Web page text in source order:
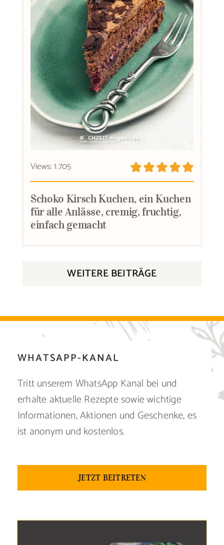
Views: 1.705
Schoko Kirsch Kuchen, ein Kuchen
für alle Anlässe, cremig, fruchtig,
einfach gemacht
WEITERE BEITRÄGE
WHATSAPP-KANAL
Tritt unserem WhatsApp Kanal bei und
erhalte aktuelle Rezepte sowie wichtige
Informationen, Aktionen und Geschenke, es
ist anonym und kostenlos.
JETZT BEITRETEN